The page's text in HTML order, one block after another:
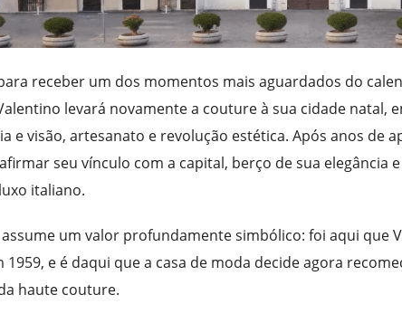
receber um dos momentos mais aguardados do
levará novamente a couture à sua cidade natal,
e visão, artesanato e revolução estética. Após anos de
seu vínculo com a capital, berço de sua elegância
italiano.
um valor profundamente simbólico: foi aqui que
1959, e é daqui que a casa de moda decide agora
haute couture.